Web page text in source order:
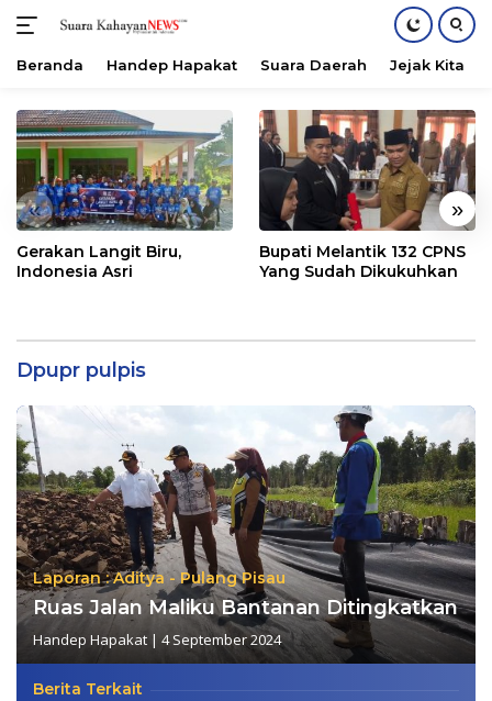
konten
Beranda Handep Hapakat Suara Daerah Jejak Kita
« »
Gerakan Langit Biru,
Indonesia Asri
Bupati Melantik 132 CPNS
Yang Sudah Dikukuhkan
Dpupr pulpis
Laporan : Aditya - Pulang Pisau
Ruas Jalan Maliku Bantanan Ditingkatkan
Handep Hapakat | 4 September 2024
Berita Terkait